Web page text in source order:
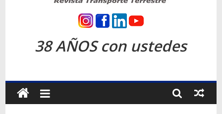
Revista
Transporte
Terrestre
38 AÑOS con ustedes